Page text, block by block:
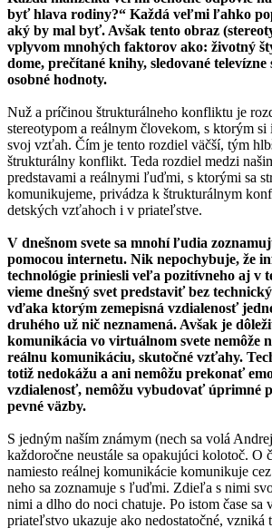
byť hlava rodiny?“ Každá veľmi ľahko
aký by mal byť. Avšak tento obraz
vplyvom mnohých faktorov ako: životný
dome, prečítané knihy, sledované televízne
osobné hodnoty.
Nuž a príčinou štrukturálneho konfliktu je
stereotypom a reálnym človekom, s ktorým
svoj vzťah. Čím je tento rozdiel väčší, tým
štrukturálny konflikt. Teda rozdiel medzi
predstavami a reálnymi ľuďmi, s ktorými sa
komunikujeme, privádza k štrukturálnym
detských vzťahoch i v priateľstve.
V dnešnom svete sa mnohí ľudia
pomocou internetu. Nik nepochybuje, že
technológie priniesli veľa pozitívneho aj v
vieme dnešný svet predstaviť bez
vďaka ktorým zemepisná vzdialenosť
druhého už nič neznamená. Avšak je
komunikácia vo virtuálnom svete nemôže
reálnu komunikáciu, skutočné vzťahy.
totiž nedokážu a ani nemôžu prekonať
vzdialenosť, nemôžu vybudovať úprimné
pevné väzby.
S jedným naším známym (nech sa volá
každoročne neustále sa opakujúci kolotoč. O
namiesto reálnej komunikácie komunikuje
neho sa zoznamuje s ľuďmi. Zdieľa s nimi
nimi a dlho do noci chatuje. Po istom čase sa
priateľstvo ukazuje ako nedostatočné, vzniká